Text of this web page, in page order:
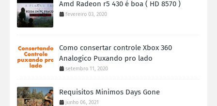
Amd Radeon r5 430 é boa ( HD 8570 )
fevereiro 03, 2020
Como consertar controle Xbox 360
Analogico Puxando pro lado
setembro 11, 2020
Requisitos Minimos Days Gone
junho 06, 2021